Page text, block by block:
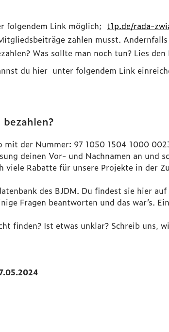
folgendem Link möglich; t1p.de/rada-
zahlen musst.
Was sollte man noch tun? Lies
du hier unter folgendem Link
der Nummer: 97 1050 1504 1000
deinen Vor- und Nachnamen an und
viele Rabatte für unsere Projekte in der
des BJDM. Du findest sie hier
Fragen beantworten und das war’s.
finden? Ist etwas unklar? Schreib uns,